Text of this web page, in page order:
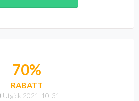
Utgick 2021-10-31
70%
RABATT